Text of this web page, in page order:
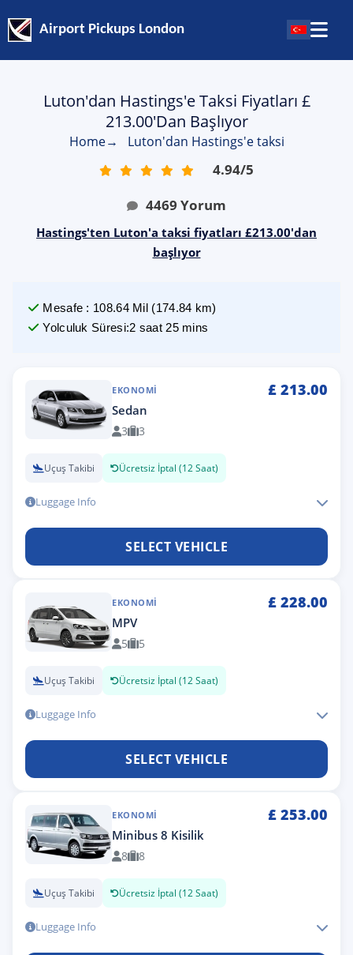
Airport Pickups London
Luton'dan Hastings'e Taksi Fiyatları £
213.00'dan Başlıyor
Home→ Luton'dan Hastings'e taksi
4.94/5
4469 Yorum
Hastings'ten Luton'a taksi fiyatları £213.00'dan
başlıyor
Mesafe : 108.64 Mil (174.84 km)
Yolculuk Süresi:2 saat 25 mins
EKONOMI £ 213.00
Sedan
3 3
Uçuş Takibi Ücretsiz İptal (12 Saat)
Luggage Info
SELECT VEHICLE
EKONOMI £ 228.00
MPV
5 5
Uçuş Takibi Ücretsiz İptal (12 Saat)
Luggage Info
SELECT VEHICLE
EKONOMI £ 253.00
Minibus 8 Kisilik
8 8
Uçuş Takibi Ücretsiz İptal (12 Saat)
Luggage Info